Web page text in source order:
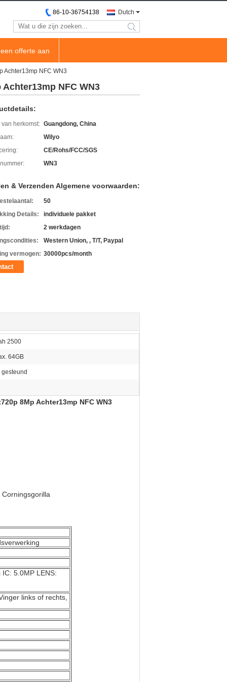
Dutch
86-10-36754138
search
offerte aan
Achter13mp NFC WN3
NFC WN3
van herkomst: Guangdong, China
Wilyo
CE/Rohs/FCC/SGS
WN3
& Verzenden Algemene voorwaarden:
50
Details:
individuele pakket
2 werkdagen
Western Union, , T/T, Paypal
vermogen: 30000pcs/month
2500
64GB
gesteund
8Mp Achter13mp NFC WN3
5.0MP LENS:
links of rechts,